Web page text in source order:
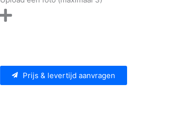
Prijs & levertijd aanvragen